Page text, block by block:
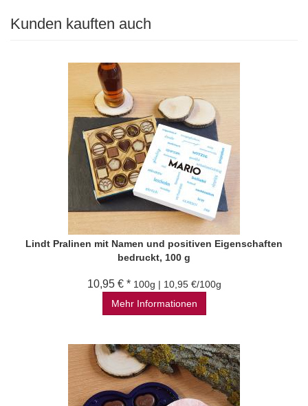
Kunden kauften auch
Lindt Pralinen mit Namen und positiven Eigenschaften
bedruckt, 100 g
10,95 € * 100g | 10,95 €/100g
Mehr Informationen